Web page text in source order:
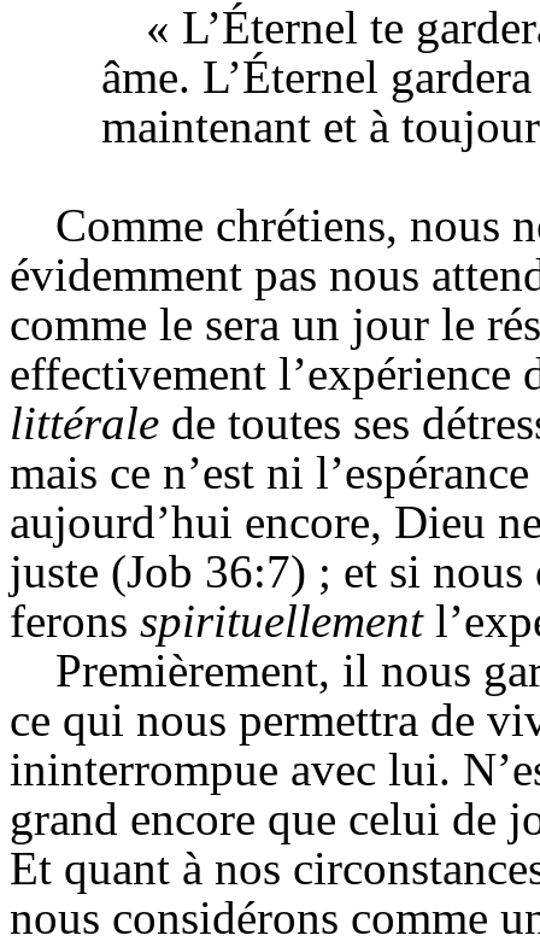
« L’Éternel te
âme. L’Éternel
maintenant et à
Comme chrétiens, nous
évidemment pas nous
comme le sera un jour le
effectivement l’expérience
littérale de toutes ses
mais ce n’est ni
aujourd’hui encore, Dieu
juste (Job 36:7) ; et si
ferons spirituellement
Premièrement, il nous
ce qui nous permettra de
ininterrompue avec lui.
grand encore que celui de
Et quant à nos
nous considérons comme